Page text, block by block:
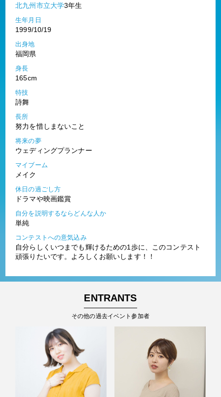
北九州市立大学3年生
生年月日
1999/10/19
出身地
福岡県
身長
165cm
特技
詩舞
長所
努力を惜しまないこと
将来の夢
ウェディングプランナー
マイブーム
メイク
休日の過ごし方
ドラマや映画鑑賞
自分を説明するならどんな人か
単純
コンテストへの意気込み
自分らしくいつまでも輝けるための1歩に、このコンテスト
頑張りたいです。よろしくお願いします！！
ENTRANTS
その他の過去イベント参加者